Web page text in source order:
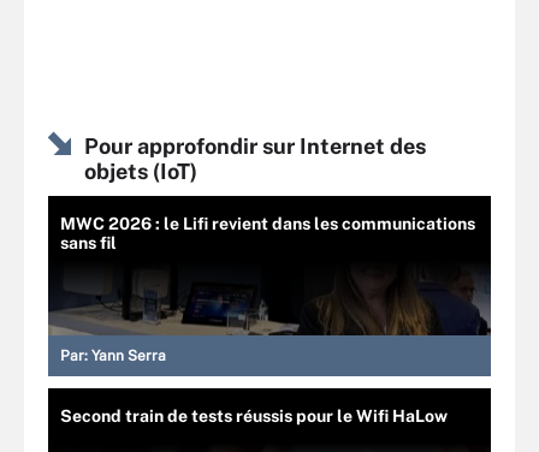
Pour approfondir sur Internet des
objets (IoT)
MWC 2026 : le Lifi revient dans les communications
sans fil
Par: Yann Serra
Second train de tests réussis pour le Wifi HaLow